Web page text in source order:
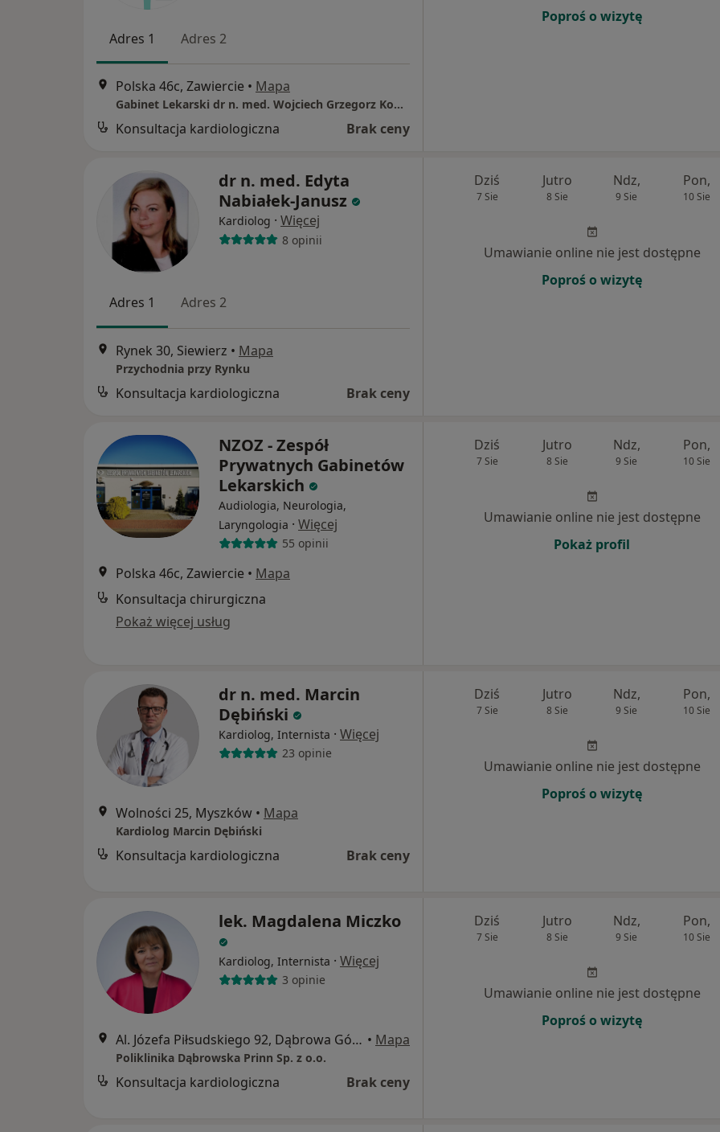
Adres 1 Adres 2
Polska 46c, Zawiercie • Mapa
Gabinet Lekarski dr n. med. Wojciech Grzegorz Koniec
Konsultacja kardiologiczna Brak ceny
Poproś o wizytę
dr n. med. Edyta
Nabiałek-Janusz
Kardiolog · Więcej
8 opinii
Adres 1 Adres 2
Rynek 30, Siewierz • Mapa
Przychodnia przy Rynku
Konsultacja kardiologiczna Brak ceny
Dziś
7 Sie
Jutro
8 Sie
Ndz,
9 Sie
Pon,
10 Sie
Umawianie online nie jest dostępne
Poproś o wizytę
NZOZ - Zespół
Prywatnych Gabinetów
Lekarskich
Audiologia, Neurologia,
Laryngologia · Więcej
55 opinii
Polska 46c, Zawiercie • Mapa
Konsultacja chirurgiczna
Pokaż więcej usług
Dziś
7 Sie
Jutro
8 Sie
Ndz,
9 Sie
Pon,
10 Sie
Umawianie online nie jest dostępne
Pokaż profil
dr n. med. Marcin
Dębiński
Kardiolog, Internista · Więcej
23 opinie
Wolności 25, Myszków • Mapa
Kardiolog Marcin Dębiński
Konsultacja kardiologiczna Brak ceny
Dziś
7 Sie
Jutro
8 Sie
Ndz,
9 Sie
Pon,
10 Sie
Umawianie online nie jest dostępne
Poproś o wizytę
lek. Magdalena Miczko
Kardiolog, Internista · Więcej
3 opinie
Al. Józefa Piłsudskiego 92, Dąbrowa Górnicza • Mapa
Poliklinika Dąbrowska Prinn Sp. z o.o.
Konsultacja kardiologiczna Brak ceny
Dziś
7 Sie
Jutro
8 Sie
Ndz,
9 Sie
Pon,
10 Sie
Umawianie online nie jest dostępne
Poproś o wizytę